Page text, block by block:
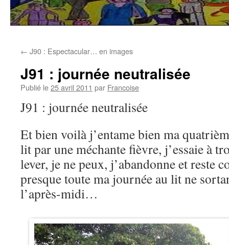
← J90 : Espectacular… en images
J91 : journée neutralisée
Publié le25 avril 2011 par Francoise
J91 : journée neutralisée
Et bien voilà j’entame bien ma
lit par une méchante fièvre, j’essaie à
lever, je ne peux, j’abandonne et reste
presque toute ma journée au lit ne
l’après-midi…